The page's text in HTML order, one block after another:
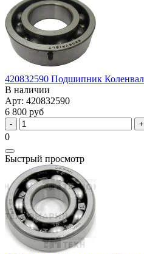
420832590 Подшипник
В наличии
Арт: 420832590
6 800 руб
0
Быстрый просмотр